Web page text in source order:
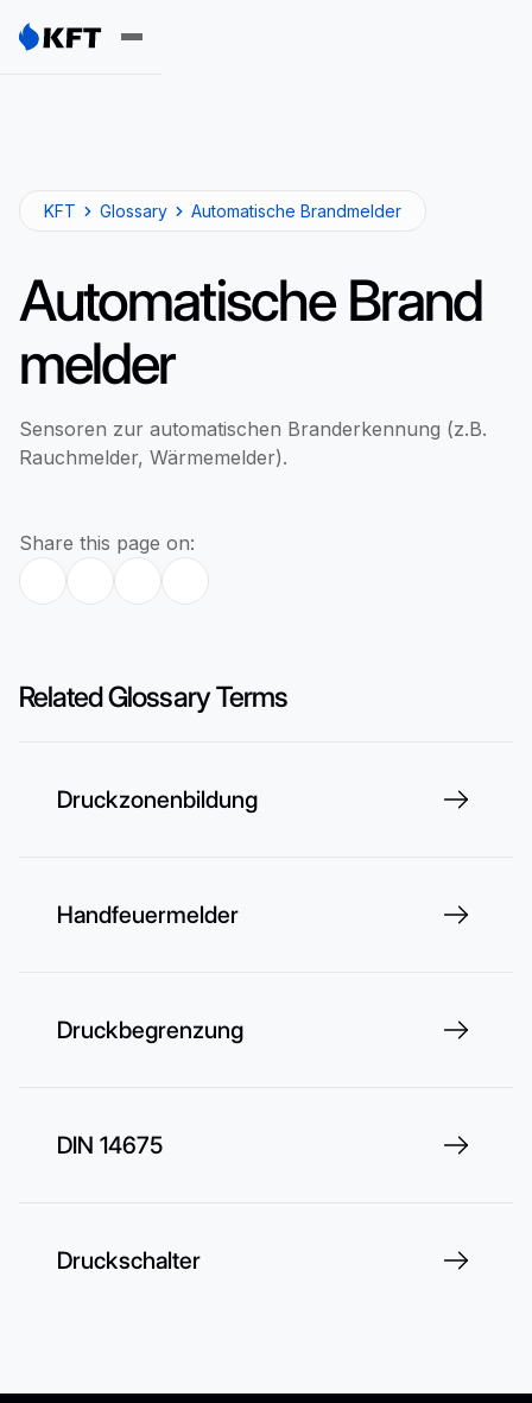
KFT Glossary Automatische Brandmelder
Automatische Brand
melder
Sensoren zur automatischen Branderkennung (z.B.
Rauchmelder, Wärmemelder).
Share this page on:
Related Glossary Terms
Druckzonenbildung
Handfeuermelder
Druckbegrenzung
DIN 14675
Druckschalter